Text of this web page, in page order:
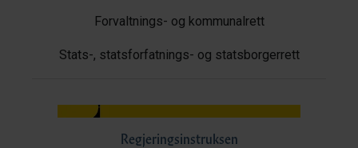
Forvaltnings- og kommunalrett
Stats-, statsforfatnings- og statsborgerrett
Regjeringsinstruksen